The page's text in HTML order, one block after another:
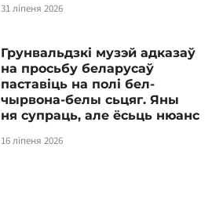
31 ліпеня 2026
Грунвальдзкі музэй адказаў
на просьбу беларусаў
паставіць на полі бел-
чырвона-белы сьцяг. Яны
ня супраць, але ёсьць нюанс
16 ліпеня 2026